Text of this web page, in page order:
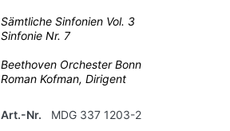
Sämtliche Sinfonien Vol. 3
Sinfonie Nr. 7
Beethoven Orchester Bonn
Roman Kofman, Dirigent
Art.-Nr. MDG 337 1203-2